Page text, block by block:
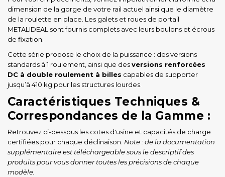
dimension de la gorge de votre rail actuel ainsi que le diamètre
de la roulette en place. Les galets et roues de portail
METALIDEAL sont fournis complets avec leurs boulons et écrous
de fixation.
Cette série propose le choix de la puissance : des versions
standards à 1 roulement, ainsi que desversions renforcées
DC à double roulement à billes capables de supporter
jusqu’à 410 kg pour les structures lourdes.
Caractéristiques Techniques &
Correspondances de la Gamme :
Retrouvez ci-dessous les cotes d'usine et capacités de charge
certifiées pour chaque déclinaison. Note : de la documentation
supplémentaire est téléchargeable sous le descriptif des
produits pour vous donner toutes les précisions de chaque
modèle.